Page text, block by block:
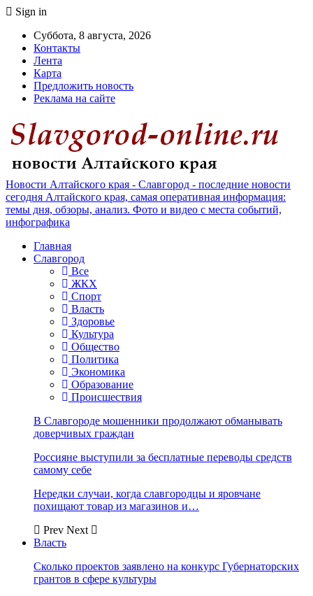
Sign in
Суббота, 8 августа, 2026
Контакты
Лента
Карта
Предложить новость
Реклама на сайте
Новости Алтайского края - Славгород - последние новости
сегодня Алтайского края, самая оперативная информация:
темы дня, обзоры, анализ. Фото и видео с места событий,
инфографика
Главная
Славгород
Все
ЖКХ
Спорт
Власть
Здоровье
Культура
Общество
Политика
Экономика
Образование
Происшествия
В Славгороде мошенники продолжают обманывать
доверчивых граждан
Россияне выступили за бесплатные переводы средств
самому себе
Нередки случаи, когда славгородцы и яровчане
похищают товар из магазинов и…
Prev Next
Власть
Сколько проектов заявлено на конкурс Губернаторских
грантов в сфере культуры